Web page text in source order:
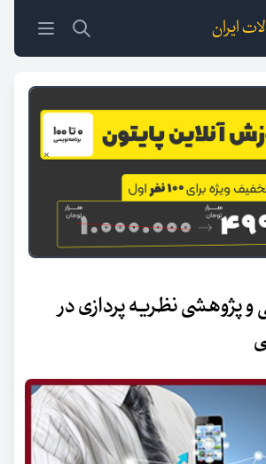
ایران
پژوهشی نظریه پردازی در